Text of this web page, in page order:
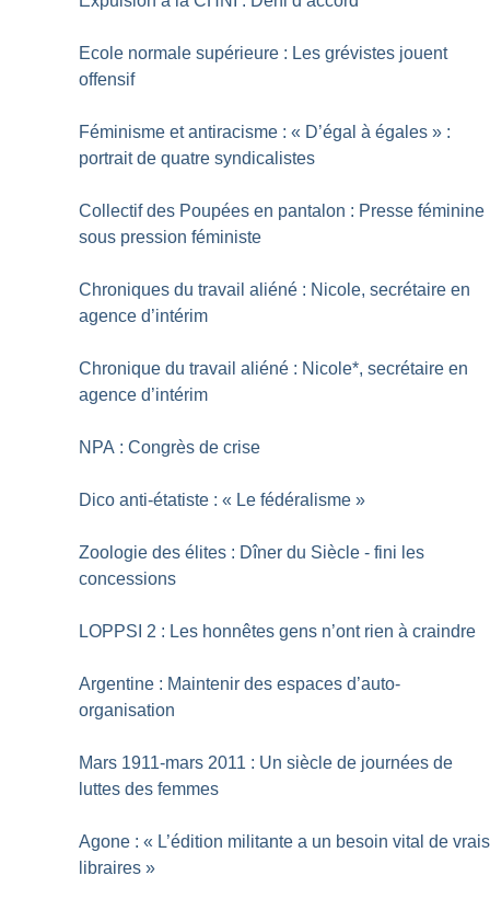
Ecole normale supérieure : Les grévistes jouent
offensif
Féminisme et antiracisme : « D’égal à égales » :
portrait de quatre syndicalistes
Collectif des Poupées en pantalon : Presse féminine
sous pression féministe
Chroniques du travail aliéné : Nicole, secrétaire en
agence d’intérim
Chronique du travail aliéné : Nicole*, secrétaire en
agence d’intérim
NPA : Congrès de crise
Dico anti-étatiste : « Le fédéralisme »
Zoologie des élites : Dîner du Siècle - fini les
concessions
LOPPSI 2 : Les honnêtes gens n’ont rien à craindre
Argentine : Maintenir des espaces d’auto-
organisation
Mars 1911-mars 2011 : Un siècle de journées de
luttes des femmes
Agone : « L’édition militante a un besoin vital de vrais
libraires »